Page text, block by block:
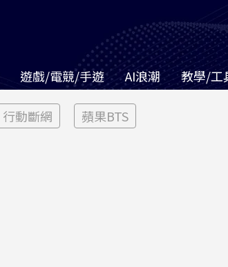
遊戲/電競/手遊 AI浪潮 教學/工
行動斷網 蘋果BTS